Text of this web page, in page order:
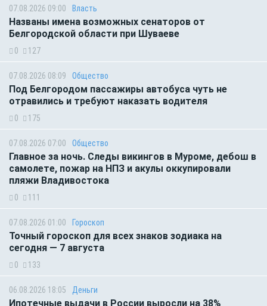
07.08.2026 09:00 Власть
Названы имена возможных сенаторов от
Белгородской области при Шуваеве
0 127
07.08.2026 08:09 Общество
Под Белгородом пассажиры автобуса чуть не
отравились и требуют наказать водителя
0 175
07.08.2026 07:00 Общество
Главное за ночь. Следы викингов в Муроме, дебош в
самолете, пожар на НПЗ и акулы оккупировали
пляжи Владивостока
0 111
07.08.2026 01:00 Гороскоп
Точный гороскоп для всех знаков зодиака на
сегодня — 7 августа
0 133
06.08.2026 18:05 Деньги
Ипотечные выдачи в России выросли на 38%